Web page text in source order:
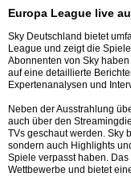
Europa League live
Sky Deutschland bietet
League und zeigt die
Abonnenten von Sky
auf eine detaillierte
Expertenanalysen und
Neben der Ausstrahlung
auch über den
TVs geschaut werden. Sky
sondern auch Highlights
Spiele verpasst haben.
Wettbewerbe und bietet